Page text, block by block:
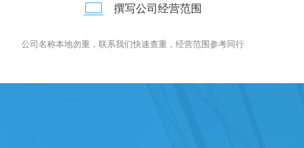
撰写公司经营范围
公司名称本地勿重，联系我们快速查重，经营范围参考同行